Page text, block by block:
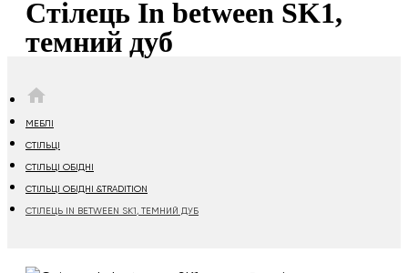
Cтілець In between SK1,
темний дуб
МЕБЛІ
СТІЛЬЦІ
СТІЛЬЦІ ОБІДНІ
СТІЛЬЦІ ОБІДНІ &TRADITION
CТІЛЕЦЬ IN BETWEEN SK1, ТЕМНИЙ ДУБ